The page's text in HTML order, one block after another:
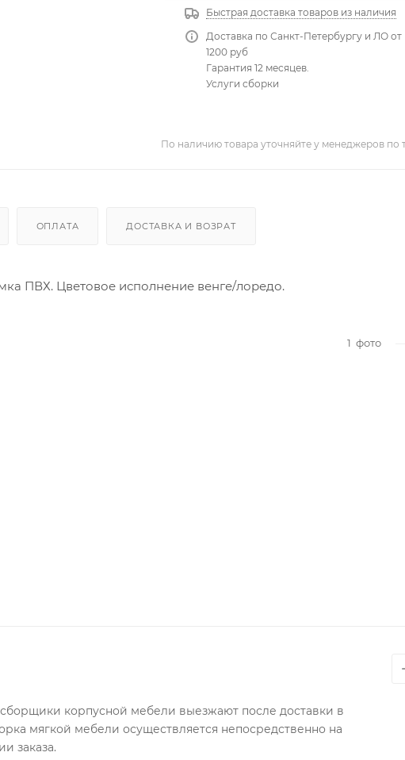
Быстрая доставка товаров из наличия
Доставка по Санкт-Петербургу и ЛО от
1200 руб
Гарантия 12 месяцев.
Услуги сборки
По наличию товара уточняйте у менеджеров по
ОПЛАТА ДОСТАВКА И ВОЗРАТ
ПВХ. Цветовое исполнение венге/лоредо.
1 фото
корпусной мебели выезжают после доставки в
мягкой мебели осуществляется непосредственно на
заказа.